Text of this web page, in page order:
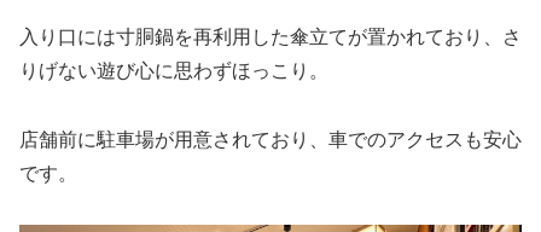
入り口には寸胴鍋を再利用した傘立てが置かれており、さ
りげない遊び心に思わずほっこり。
店舗前に駐車場が用意されており、車でのアクセスも安心
です。